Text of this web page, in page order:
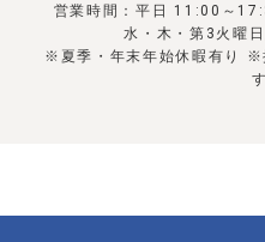
営業時間：平日 11:00～
水・木・第3火曜
※夏季・年末年始休暇有り ※